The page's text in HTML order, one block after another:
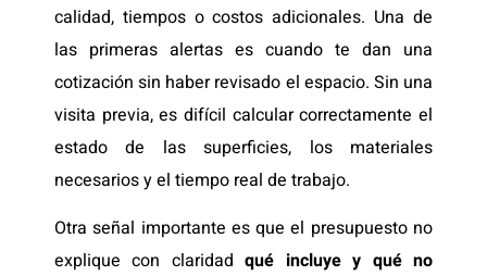
calidad, tiempos o costos adicionales. Una de
las primeras alertas es cuando te dan una
cotización sin haber revisado el espacio. Sin una
visita previa, es difícil calcular correctamente el
estado de las superficies, los materiales
necesarios y el tiempo real de trabajo.
Otra señal importante es que el presupuesto no
explique con claridadqué incluye y qué no